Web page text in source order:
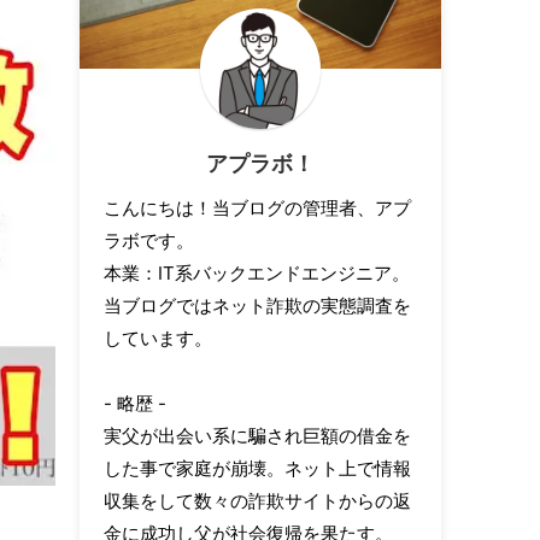
アプラボ！
こんにちは！当ブログの管理者、アプ
ラボです。
本業：IT系バックエンドエンジニア。
当ブログではネット詐欺の実態調査を
しています。
- 略歴 -
実父が出会い系に騙され巨額の借金を
した事で家庭が崩壊。ネット上で情報
収集をして数々の詐欺サイトからの返
金に成功し父が社会復帰を果たす。